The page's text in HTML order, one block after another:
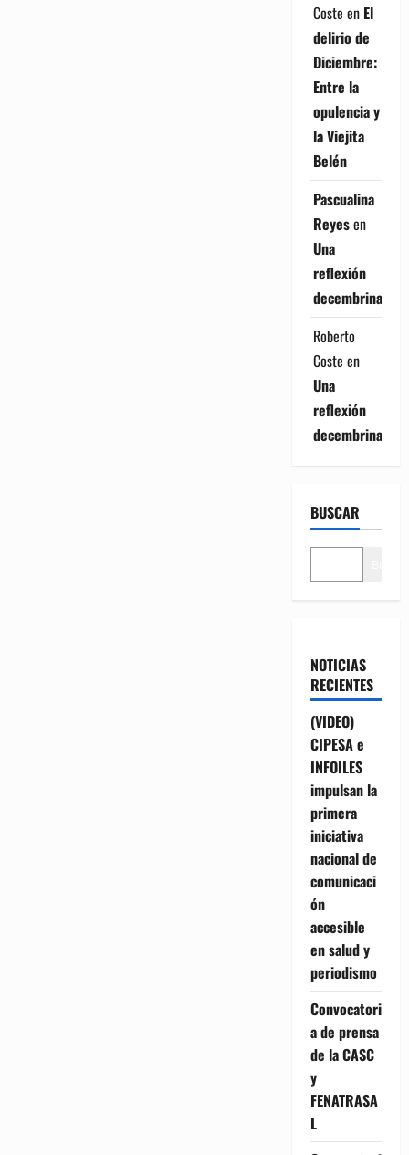
Coste en El
delirio de
Diciembre:
Entre la
opulencia y
la Viejita
Belén
Pascualina
Reyesen
Una
reflexión
decembrina
Roberto
Coste en
Una
reflexión
decembrina
BUSCAR
NOTICIAS
RECIENTES
(VIDEO)
CIPESA e
INFOILES
impulsan la
primera
iniciativa
nacional de
comunicaci
ón
accesible
en salud y
periodismo
Convocatori
a de prensa
de la CASC
y
FENATRASA
L